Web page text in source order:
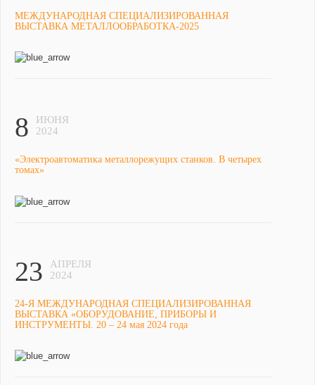
МЕЖДУНАРОДНАЯ СПЕЦИАЛИЗИРОВАННАЯ
ВЫСТАВКА МЕТАЛЛООБРАБОТКА-2025
8
ИЮНЯ
2024
«Электроавтоматика металлорежущих станков. В четырех
томах»
23
АПРЕЛЯ
2024
24-Я МЕЖДУНАРОДНАЯ СПЕЦИАЛИЗИРОВАННАЯ
ВЫСТАВКА «ОБОРУДОВАНИЕ, ПРИБОРЫ И
ИНСТРУМЕНТЫ. 20 – 24 мая 2024 года